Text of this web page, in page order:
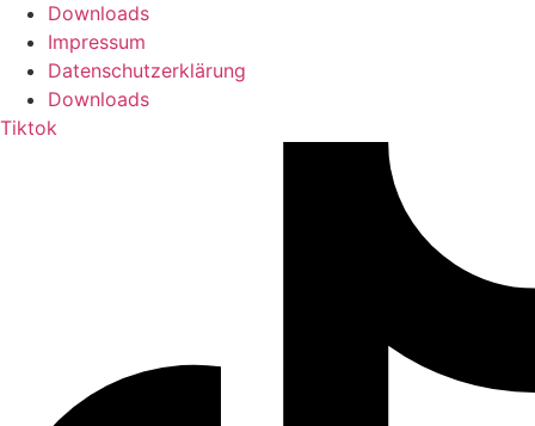
Downloads
Impressum
Datenschutzerklärung
Downloads
Tiktok